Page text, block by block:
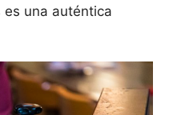
una auténtica